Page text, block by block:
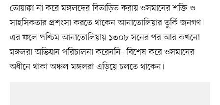
তোয়াক্কা না করে মঙ্গলদের বিতাড়িত করায় ওসমানের শক্তি ও
সাহসিকতার প্রশংসা করতে থাকেন আনাতোলিয়ার তুর্কি জনগণ।
এর ফলে পশ্চিম আনাতোলিয়ায় ১৩০৮ সনের পর আর কখনো
মঙ্গলরা অভিযান পরিচালনা করেননি। বিশেষ করে ওসমানের
অধীনে থাকা অঞ্চল মঙ্গলরা এড়িয়ে চলতে থাকেন।